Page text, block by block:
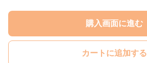
購入画面に進む
カートに追加する